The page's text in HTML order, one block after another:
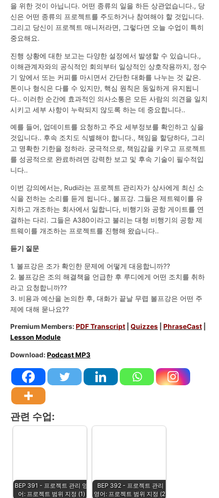
을 위한 것이 아닙니다. 어떤 종류의 일을 하든 상관없습니다., 당
신은 어떤 종류의 프로젝트를 주도하거나 참여해야 할 것입니다.
그리고 당신이 프로젝트 매니저라면, 그렇다면 오늘 수업이 특히
중요해요.
진행 상황에 대한 보고는 다양한 설정에서 발생할 수 있습니다.,
이해관계자와의 공식적인 회의부터 일상적인 상호작용까지, 정수
기 앞에서 또는 커피를 마시면서 간단한 대화를 나누는 것 같은.
톤이나 형식은 다를 수 있지만, 핵심 원칙은 동일하게 유지됩니
다.. 이러한 순간에 효과적인 의사소통은 모든 사람의 의견을 일치
시키고 세부 사항이 누락되지 않도록 하는 데 중요합니다..
예를 들어, 업데이트를 요청하고 주요 세부정보를 확인하고 싶을
것입니다.. 후속 조치도 식별해야 합니다., 책임을 할당하다, 그리
고 명확한 기한을 정하라. 궁극적으로, 책임감을 키우고 프로젝트
를 성공적으로 완료하려면 강력한 보고 및 후속 기술이 필수적입
니다..
이번 강의에서는, Rudi라는 프로젝트 관리자가 상사에게 최신 소
식을 전하는 소리를 듣게 됩니다., 볼프강. 그들은 제트웨이를 유
지하고 개조하는 회사에서 일합니다, 비행기와 공항 게이트를 연
결하는 다리. 그들은 A380이라고 불리는 대형 비행기의 공항 제
트웨이를 개조하는 프로젝트를 진행해 왔습니다..
듣기 질문
1. 볼프강은 조가 확인한 문제에 어떻게 대응합니까??
2. 볼프강은 조의 해결책을 언급한 후 루디에게 어떤 조치를 취하
라고 요청합니까??
3. 비용과 예산을 논의한 후, 대화가 끝날 무렵 볼프강은 어떤 주
제에 대해 묻나요??
Premium Members:PDF Transcript |Quizzes |PhraseCast
Lesson Module
Download:Podcast MP3
관련 수업:
BEP 391 - 프로젝트 관리 영
어: 프로젝트 범위 지정 (1)
BEP 392 - 프로젝트 관리
영어: 프로젝트 범위 지정 (2)